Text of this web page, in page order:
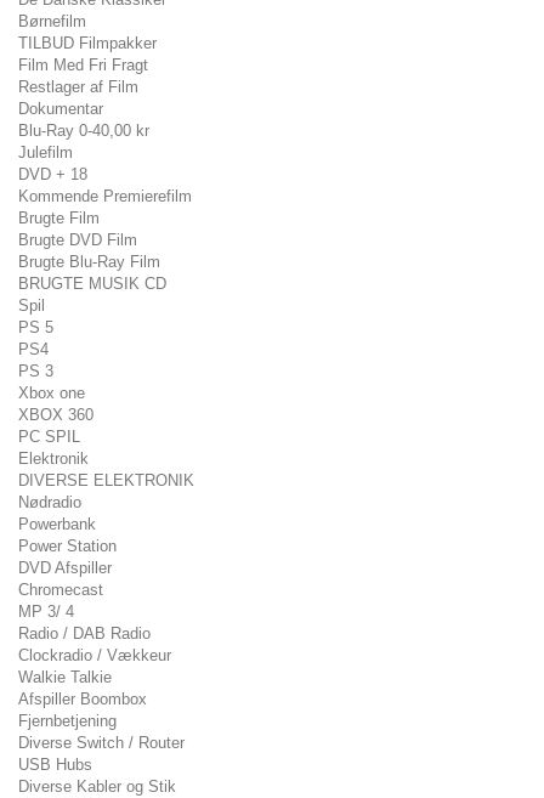
Børnefilm
TILBUD Filmpakker
Film Med Fri Fragt
Restlager af Film
Dokumentar
Blu-Ray 0-40,00 kr
Julefilm
DVD + 18
Kommende Premierefilm
Brugte Film
Brugte DVD Film
Brugte Blu-Ray Film
BRUGTE MUSIK CD
Spil
PS 5
PS4
PS 3
Xbox one
XBOX 360
PC SPIL
Elektronik
DIVERSE ELEKTRONIK
Nødradio
Powerbank
Power Station
DVD Afspiller
Chromecast
MP 3/ 4
Radio / DAB Radio
Clockradio / Vækkeur
Walkie Talkie
Afspiller Boombox
Fjernbetjening
Diverse Switch / Router
USB Hubs
Diverse Kabler og Stik